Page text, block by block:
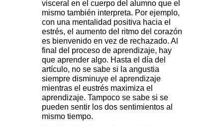
visceral en el cuerpo del alumno que el
mismo también interpreta. Por ejemplo,
con una mentalidad positiva hacia el
estrés, el aumento del ritmo del corazón
es bienvenido en vez de rechazado. Al
final del proceso de aprendizaje, hay
que aprender algo. Hasta el día del
artículo, no se sabe si la angustia
siempre disminuye el aprendizaje
mientras el eustrés maximiza el
aprendizaje. Tampoco se sabe si se
pueden sentir los dos sentimientos al
mismo tiempo.